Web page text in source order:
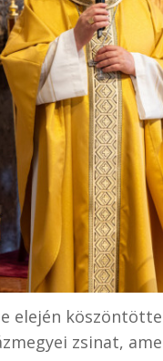
elején
zsinat,